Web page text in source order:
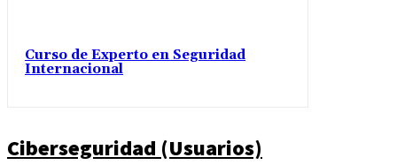
Curso de Experto en Seguridad
Internacional
Ciberseguridad (Usuarios)